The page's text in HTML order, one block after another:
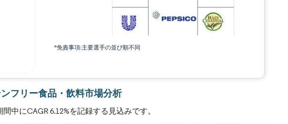
*免責事項:主要選手の並び順不同
フリー食品・飲料市場分析
中にCAGR 6.12%を記録する見込みです。